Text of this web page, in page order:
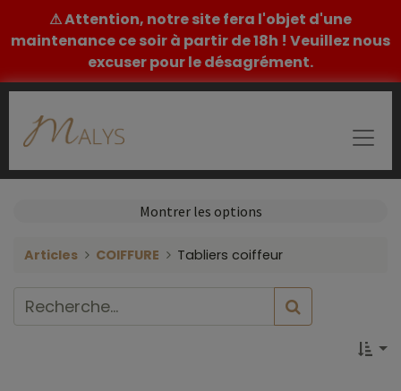
⚠ Attention, notre site fera l'objet d'une
maintenance ce soir à partir de 18h ! Veuillez nous
excuser pour le désagrément.
Montrer les options
Articles COIFFURE Tabliers coiffeur